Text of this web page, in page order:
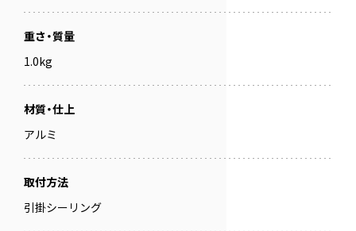
重さ・質量
1.0kg
材質・仕上
アルミ
取付方法
引掛シーリング